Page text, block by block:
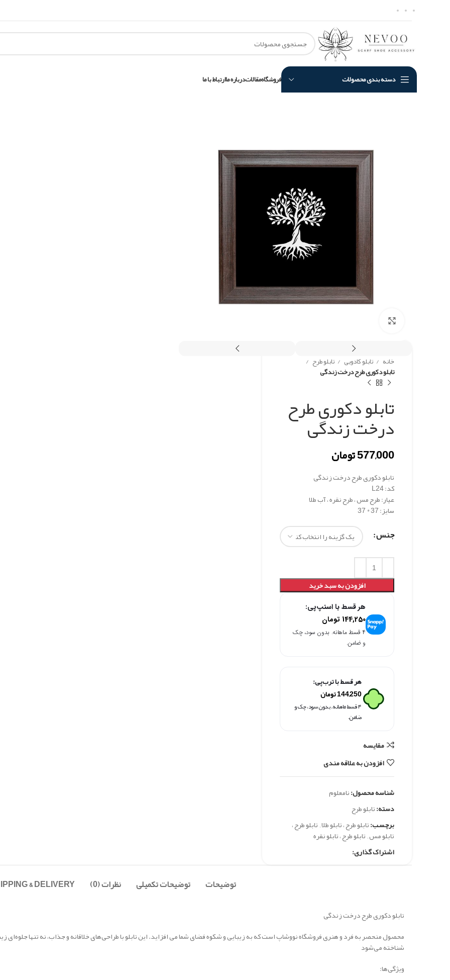
دسته بندی محصولات فروشگاهمقالاتدرباره ماارتباط با ما
خانه تابلو کادویی تابلو طرح
تابلو دکوری طرح درخت زندگی
تابلو دکوری طرح
درخت زندگی
577,000تومان
تابلو دکوری طرح درخت زندگی
کد: L24
عیار: طرح مس ، طرح نقره ، آب طلا
سایز: 37 * 37
جنس
افزودن به سبد خرید
هر قسط با اسنپ‌پی:
144,250 تومان
۴ قسط ماهانه. بدون سود، چک
و ضامن.
هر قسط با ترب‌پی:
144,250تومان
۴ قسط ماهانه. بدون سود، چک و
ضامن.
مقايسه
افزودن به علاقه مندی
شناسه محصول:نامعلوم
دسته:تابلو طرح
برچسب:تابلو طرح ، تابلو طلا,تابلو طرح ،
تابلو مس,تابلو طرح ، تابلو نقره
اشتراک گذاری:
توضیحات توضیحات تکمیلی نظرات (0) & DELIVERY
تابلو دکوری طرح درخت زندگی
محصول منحصر به فرد و هنری فروشگاه نووشاپ است که به زیبایی و شکوه فضای شما می افزاید. این تابلو با طراحی‌های خلاقانه و جذاب، نه تنها جلوه‌ای
شناخته می‌شود
ویژگی‌ها: